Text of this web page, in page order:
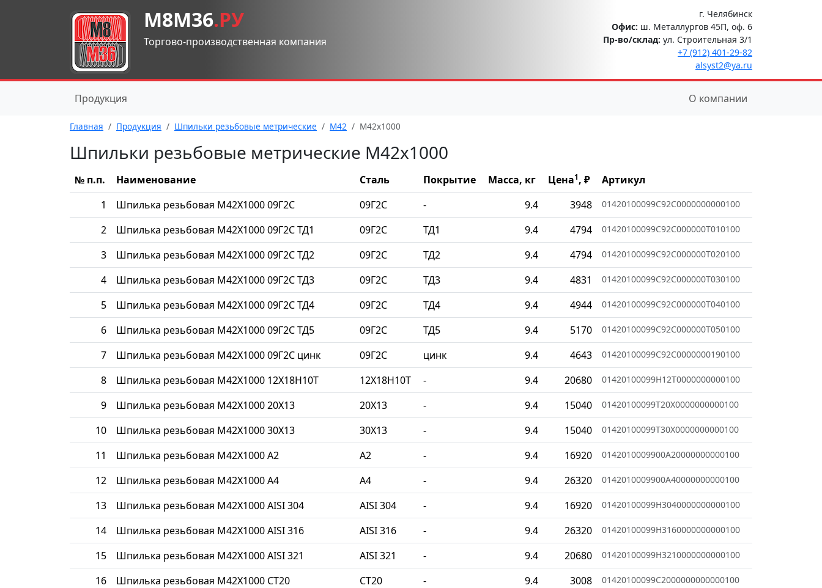
М8М36.РУ
Торгово-производственная компания
г. Челябинск
Офис: ш. Металлургов 45П, оф. 6
Пр-во/склад: ул. Строительная 3/1
+7 (912) 401-29-82
alsyst2@ya.ru
Продукция О компании
Главная Продукция Шпильки резьбовые метрические М42 М42x1000
Шпильки резьбовые метрические М42x1000
№ п.п. Наименование Сталь Покрытие Масса, кг Цена1, ₽
Артикул
1
Шпилька резьбовая М42Х1000 09Г2С 09Г2С - 9.4 3948 01420100099C92C0000000000100
2 Шпилька резьбовая М42Х1000 09Г2С ТД1 09Г2С ТД1 9.4 4794 01420100099C92C000000T010100
3 Шпилька резьбовая М42Х1000 09Г2С ТД2 09Г2С ТД2 9.4 4794 01420100099C92C000000T020100
4 Шпилька резьбовая М42Х1000 09Г2С ТД3 09Г2С ТД3 9.4 4831 01420100099C92C000000T030100
5 Шпилька резьбовая М42Х1000 09Г2С ТД4 09Г2С ТД4 9.4 4944 01420100099C92C000000T040100
6 Шпилька резьбовая М42Х1000 09Г2С ТД5 09Г2С ТД5 9.4 5170 01420100099C92C000000T050100
7 Шпилька резьбовая М42Х1000 09Г2С цинк 09Г2С цинк 9.4 4643 01420100099C92C0000000190100
8 Шпилька резьбовая М42Х1000 12Х18Н10Т 12Х18Н10Т - 9.4 20680 01420100099H12T0000000000100
9 Шпилька резьбовая М42Х1000 20Х13 20Х13 - 9.4 15040 01420100099T20X0000000000100
10 Шпилька резьбовая М42Х1000 30Х13 30Х13 - 9.4 15040 01420100099T30X0000000000100
11 Шпилька резьбовая М42Х1000 A2 A2 - 9.4 16920 0142010009900A20000000000100
12 Шпилька резьбовая М42Х1000 A4 A4 - 9.4 26320 0142010009900A40000000000100
13 Шпилька резьбовая М42Х1000 AISI 304 AISI 304 - 9.4 16920 01420100099H3040000000000100
14 Шпилька резьбовая М42Х1000 AISI 316 AISI 316 - 9.4 26320 01420100099H3160000000000100
15 Шпилька резьбовая М42Х1000 AISI 321 AISI 321 - 9.4 20680 01420100099H3210000000000100
16 Шпилька резьбовая М42Х1000 СТ20 СТ20 - 9.4 3008 01420100099C2000000000000100